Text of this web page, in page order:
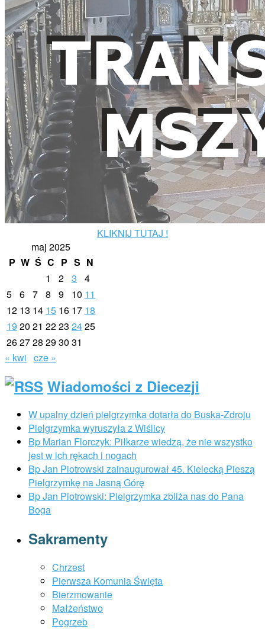
KLIKNIJ TUTAJ !
maj 2025
P W Ś C P S N
1
2 3
4
5 6 7 8 9 10 11
12 13 14 15 16 17 18
19 20 21 2223 2425
262728 2930 31
« kwi cze »
Wiadomości z Diecezji
W upalny dzień pielgrzymka dotarła do Buska-Zdroju
Pielgrzymka wyruszyła z Wiślicy
Bp Marian Florczyk: Piłkarze wiedzą, że nie wszystko
jest w ich rękach i nogach
Bp Jan Piotrowski zainaugurował 45. Kielecką Pieszą
Pielgrzymkę na Jasną Górę
Bp Jan Piotrowski: Pielgrzymka zbliża nas do Pana
Boga
Sakramenty
Chrzest
Pierwsza Komunia Święta
Bierzmowanie
Małżeństwo
Pogrzeb